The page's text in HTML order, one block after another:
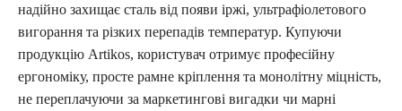
надійно захищає сталь від появи іржі, ультрафіолетового
вигорання та різких перепадів температур. Купуючи
продукцію Artikos, користувач отримує професійну
ергономіку, просте рамне кріплення та монолітну міцність,
не переплачуючи за маркетингові вигадки чи марні